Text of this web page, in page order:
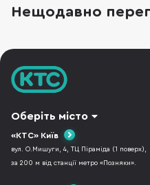
якомога
побутовій
Нещодавно
Оберіть місто
«КТС» Київ
вул. О.Мишуги, 4, ТЦ Піраміда (1 поверх),
за 200 м від станції метро «Позняки».